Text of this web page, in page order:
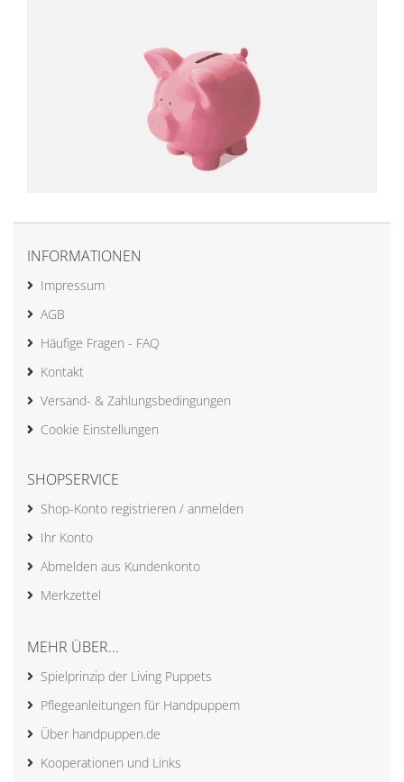
INFORMATIONEN
Impressum
AGB
Häufige Fragen - FAQ
Kontakt
Versand- & Zahlungsbedingungen
Cookie Einstellungen
SHOPSERVICE
Shop-Konto registrieren / anmelden
Ihr Konto
Abmelden aus Kundenkonto
Merkzettel
MEHR ÜBER...
Spielprinzip der Living Puppets
Pflegeanleitungen für Handpuppem
Über handpuppen.de
Kooperationen und Links